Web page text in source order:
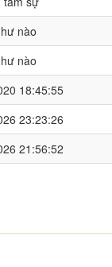
nào
nào
18:45:55
23:23:26
21:56:52